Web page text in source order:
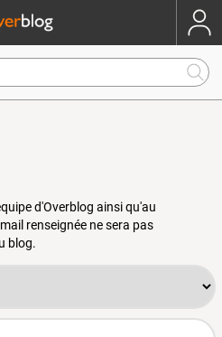
d'Overblog ainsi qu'au
renseignée ne sera pas
blog.